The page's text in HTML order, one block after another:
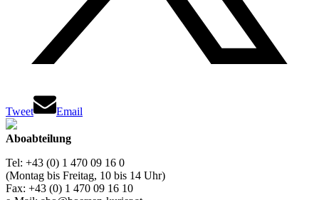
Tweet Email
Aboabteilung
Tel: +43 (0) 1 470 09 16 0
(Montag bis Freitag, 10 bis 14 Uhr)
Fax: +43 (0) 1 470 09 16 10